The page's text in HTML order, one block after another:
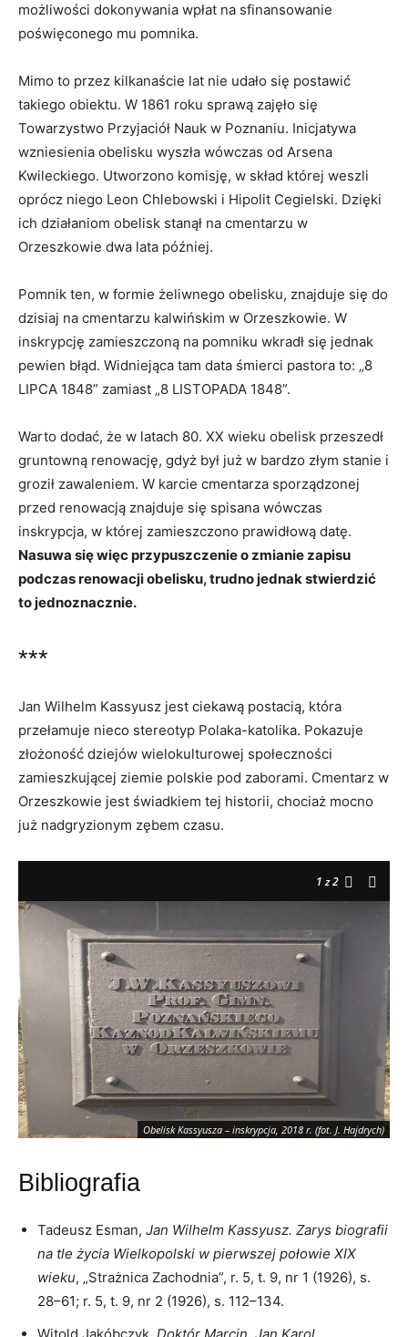
możliwości dokonywania wpłat na sfinansowanie
poświęconego mu pomnika.
Mimo to przez kilkanaście lat nie udało się postawić
takiego obiektu. W 1861 roku sprawą zajęło się
Towarzystwo Przyjaciół Nauk w Poznaniu. Inicjatywa
wzniesienia obelisku wyszła wówczas od Arsena
Kwileckiego. Utworzono komisję, w skład której weszli
oprócz niego Leon Chlebowski i Hipolit Cegielski. Dzięki
ich działaniom obelisk stanął na cmentarzu w
Orzeszkowie dwa lata później.
Pomnik ten, w formie żeliwnego obelisku, znajduje się do
dzisiaj na cmentarzu kalwińskim w Orzeszkowie. W
inskrypcję zamieszczoną na pomniku wkradł się jednak
pewien błąd. Widniejąca tam data śmierci pastora to: „8
LIPCA 1848” zamiast „8 LISTOPADA 1848”.
Warto dodać, że w latach 80. XX wieku obelisk przeszedł
gruntowną renowację, gdyż był już w bardzo złym stanie i
groził zawaleniem. W karcie cmentarza sporządzonej
przed renowacją znajduje się spisana wówczas
inskrypcja, w której zamieszczono prawidłową datę.
Nasuwa się więc przypuszczenie o zmianie zapisu
podczas renowacji obelisku, trudno jednak stwierdzić
to jednoznacznie.
***
Jan Wilhelm Kassyusz jest ciekawą postacią, która
przełamuje nieco stereotyp Polaka-katolika. Pokazuje
złożoność dziejów wielokulturowej społeczności
zamieszkującej ziemie polskie pod zaborami. Cmentarz w
Orzeszkowie jest świadkiem tej historii, chociaż mocno
już nadgryzionym zębem czasu.
1z 2
Obelisk Kassyusza – inskrypcja, 2018 r. (fot. J. Hajdrych)
Bibliografia
Tadeusz Esman, Jan Wilhelm Kassyusz. Zarys biografii
na tle życia Wielkopolski w pierwszej połowie XIX
wieku, „Strażnica Zachodnia”, r. 5, t. 9, nr 1 (1926), s.
28–61; r. 5, t. 9, nr 2 (1926), s. 112–134.